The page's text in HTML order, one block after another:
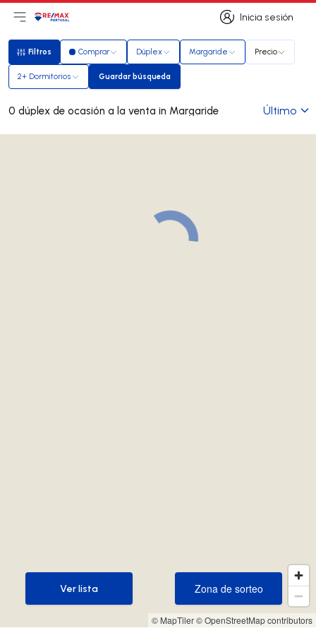
Inicia sesión
Inicia sesión
Abrir el menú principal
Logotipo
Filtros
Filtros Comprar Dúplex Margaride Precio
2+ Dormitorios Guardar búsqueda
Guardar búsqueda
0 dúplex de ocasión a la venta in Margaride Último
© MapTiler© OpenStreetMap contributors
Zona de sorteo
Zona de sorteo
Ver lista
Ver lista